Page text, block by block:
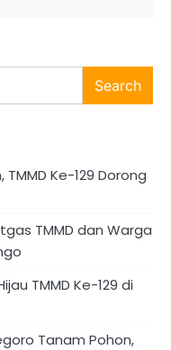
Search
Ke-129 Dorong
TMMD dan Warga
TMMD Ke-129 di
Tanam Pohon,